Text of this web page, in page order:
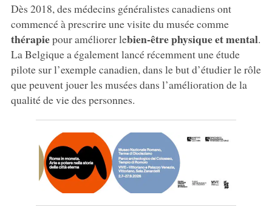
Dès 2018, des médecins généralistes canadiens ont
commencé à prescrire une visite du musée comme
thérapiepour améliorer lebien-être physique et mental.
La Belgique a également lancé récemment une étude
pilote sur l’exemple canadien, dans le but d’étudier le rôle
que peuvent jouer les musées dans l’amélioration de la
qualité de vie des personnes.